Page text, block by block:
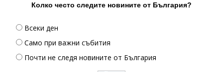
Колко често следите новините от България?
Всеки ден
Само при важни събития
Почти не следя новините от България